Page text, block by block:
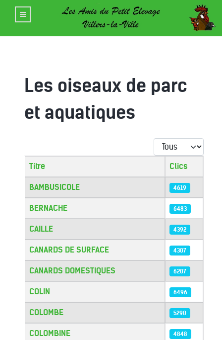
Les oiseaux de parc
et aquatiques
Afficher #
Articles
Titre Clics
BAMBUSICOLE 4619
BERNACHE 6483
CAILLE 4392
CANARDS DE SURFACE 4307
CANARDS DOMESTIQUES 6207
COLIN 6496
COLOMBE 5290
COLOMBINE 4848